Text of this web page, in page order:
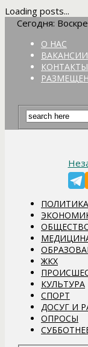
Loading posts...
Сегодня:
О НАС
ВАКАНСИИ
КОНТАКТЫ
ЖКХ
КУЛЬТУРА
СПОРТ
ДОСУГ И
ОПРОСЫ